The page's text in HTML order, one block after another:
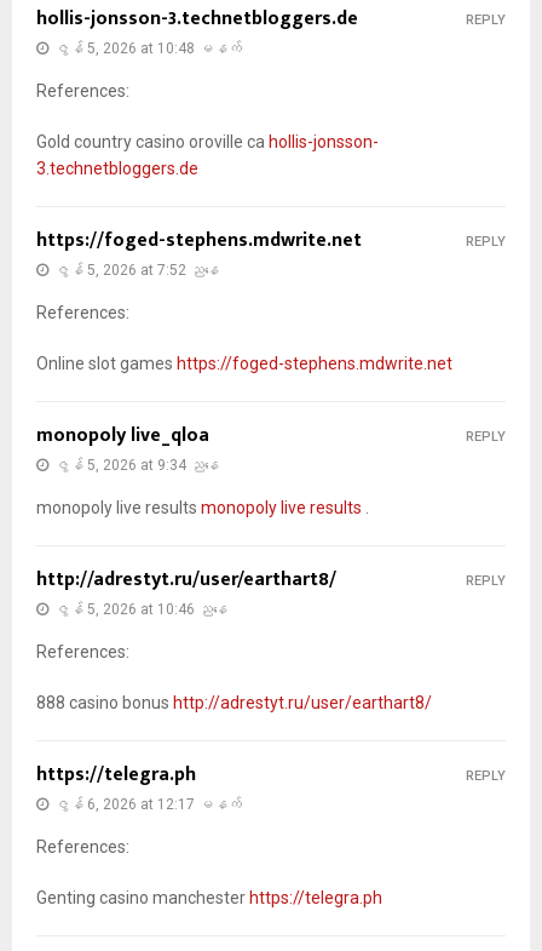
hollis-jonsson-3.technetbloggers.de
ဇွန် 5, 2026 at 10:48 မနက်
References:
Gold country casino oroville ca hollis-jonsson-
3.technetbloggers.de
REPLY
https://foged-stephens.mdwrite.net
ဇွန် 5, 2026 at 7:52 ညနေ
References:
Online slot games https://foged-stephens.mdwrite.net
REPLY
monopoly live_qloa
ဇွန် 5, 2026 at 9:34 ညနေ
monopoly live results monopoly live results
REPLY
http://adrestyt.ru/user/earthart8/
ဇွန် 5, 2026 at 10:46 ညနေ
References:
888 casino bonus http://adrestyt.ru/user/earthart8/
REPLY
https://telegra.ph
ဇွန် 6, 2026 at 12:17 မနက်
References:
Genting casino manchester https://telegra.ph
REPLY